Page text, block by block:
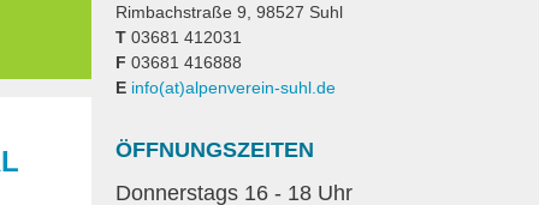
Rimbachstraße 9, 98527 Suhl
T 03681 412031
F 03681 416888
E ed.lhus-nierevnepla(ta)ofni
ÖFFNUNGSZEITEN
Donnerstags 16 - 18 Uhr